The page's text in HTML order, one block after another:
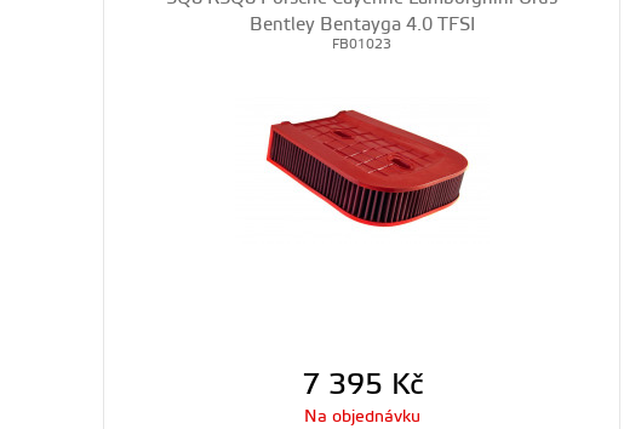
Bentley Bentayga 4.0 TFSI
FB01023
7 395 Kč
Na objednávku